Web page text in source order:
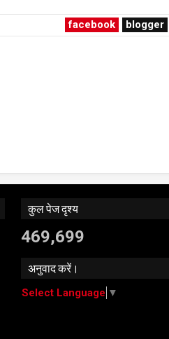
facebook blogger
कुल पेज दृश्य
469,699
अनुवाद करें।
Select Language ▼